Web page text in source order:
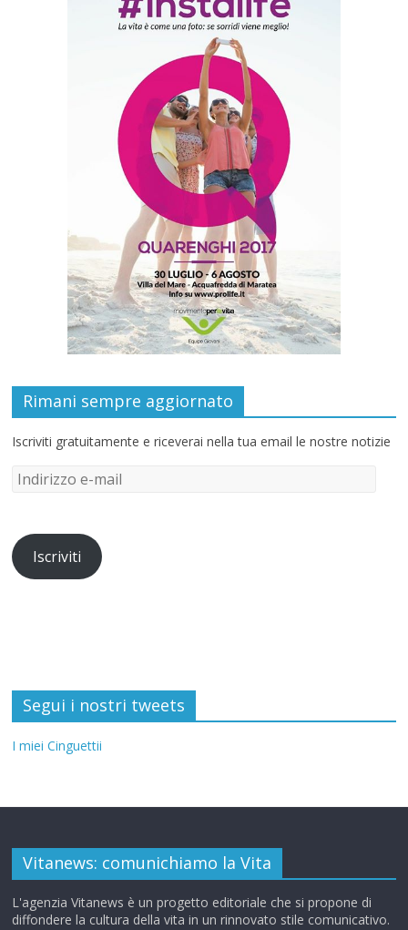
Rimani sempre aggiornato
Iscriviti gratuitamente e riceverai nella tua email le nostre notizie
Iscriviti
Segui i nostri tweets
I miei Cinguettii
Vitanews: comunichiamo la Vita
L'agenzia Vitanews è un progetto editoriale che si propone di
diffondere la cultura della vita in un rinnovato stile comunicativo.